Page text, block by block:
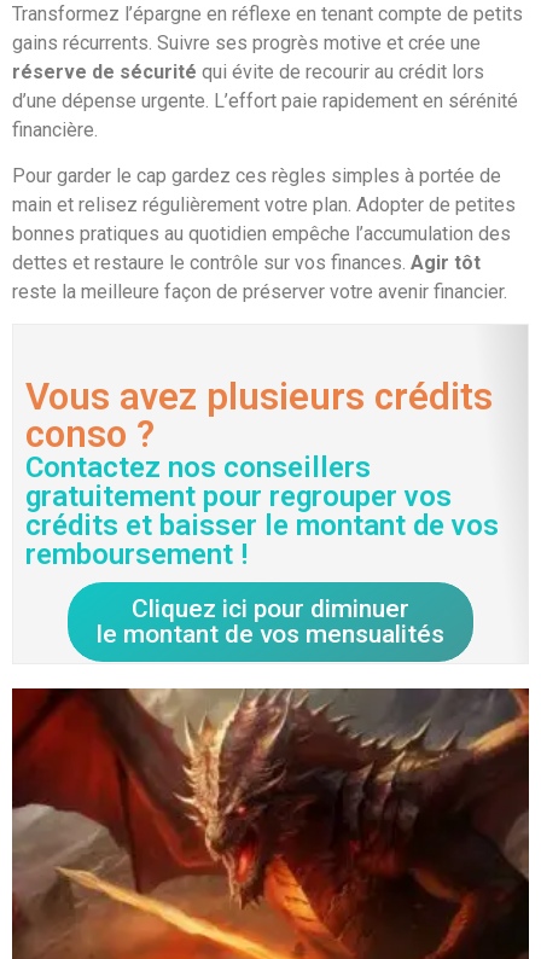
Transformez l’épargne en réflexe en tenant compte de petits
gains récurrents. Suivre ses progrès motive et crée une
réserve de sécurité qui évite de recourir au crédit lors
d’une dépense urgente. L’effort paie rapidement en sérénité
financière.
Pour garder le cap gardez ces règles simples à portée de
main et relisez régulièrement votre plan. Adopter de petites
bonnes pratiques au quotidien empêche l’accumulation des
dettes et restaure le contrôle sur vos finances. Agir tôt
reste la meilleure façon de préserver votre avenir financier.
Vous avez plusieurs crédits
conso ?
Contactez nos conseillers
gratuitement pour regrouper vos
crédits et baisser le montant de vos
remboursement !
Cliquez ici pour diminuer
le montant de vos mensualités